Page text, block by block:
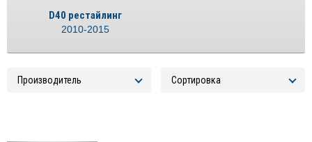
D40 рестайлинг
2010-2015